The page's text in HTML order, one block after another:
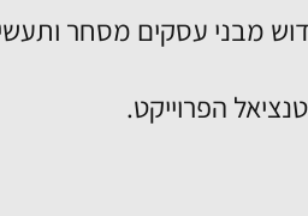
מבני עסקים מסחר
הפרוייקט.